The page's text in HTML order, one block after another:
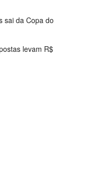
sai da Copa do
levam R$